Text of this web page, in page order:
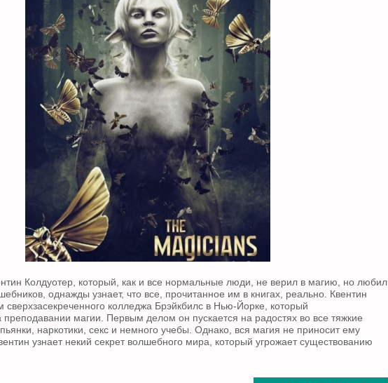
Колдуотер, который, как и все нормальные люди, не верил в магию, но любил
однажды узнает, что все, прочитанное им в книгах, реально. Квентин
сверхзасекреченного колледжа Брэйкбилс в Нью-Йорке, который
преподавании магии. Первым делом он пускается на радостях во все тяжкие
наркотики, секс и немного учебы. Однако, вся магия не приносит ему
узнает некий секрет волшебного мира, который угрожает существованию